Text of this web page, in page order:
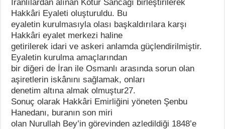
İranlılardan alınan Kotur Sancağı birleştirilerek
Hakkâri Eyaleti oluşturuldu. Bu
eyaletin kurulmasıyla olası başkaldırılara karşı
Hakkâri eyalet merkezi haline
getirilerek idari ve askeri anlamda güçlendirilmiştir.
Eyaletin kurulma amaçlarından
bir diğeri de İran ile Osmanlı arasında sorun olan
aşiretlerin iskânını sağlamak, onları
denetim altına almak olmuştur27.
Sonuç olarak Hakkâri Emirliğini yöneten Şenbu
Hanedanı, buranın son miri
olan Nurullah Bey’in görevinden azledildiği 1848’e